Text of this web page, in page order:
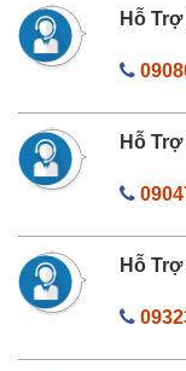
Hỗ
Hỗ
Hỗ